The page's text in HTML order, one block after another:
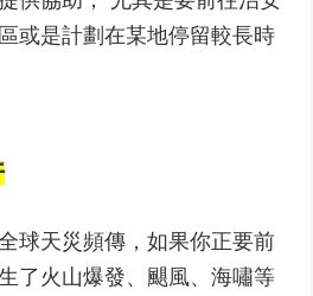
或是計劃在某地停留較長時
球天災頻傳，如果你正要前
了火山爆發、颶風、海嘯等